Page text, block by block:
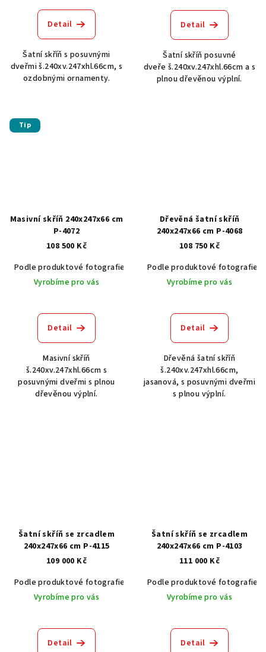
Detail
Šatní skříň s posuvnými
dveřmi š.240xv.247xhl.66cm, s
ozdobnými ornamenty.
Detail
Šatní skříň posuvné
dveře š.240xv.247xhl.66cm a s
plnou dřevěnou výplní.
Tip
Masivní skříň 240x247x66 cm
P-4072
108 500 Kč
Podle produktové fotografie
Akát vintage BT1551
Dub světlý
Vyrobíme pro vás
Detail
Masivní skříň
š.240xv.247xhl.66cm s
posuvnými dveřmi s plnou
dřevěnou výplní.
Dřevěná šatní skříň
240x247x66 cm P-4068
108 750 Kč
Podle produktové fotografie
Vyrobíme pro vás
Detail
Dřevěná šatní skříň
š.240xv.247xhl.66cm,
jasanová, s posuvnými dveřmi
s plnou výplní.
Šatní skříň se zrcadlem
240x247x66 cm P-4115
109 000 Kč
Podle produktové fotografie
Akát vintage BT1551
Dub světlý
Vyrobíme pro vás
Detail
Šatní skříň se zrcadlem
240x247x66 cm P-4103
111 000 Kč
Podle produktové fotografie
Vyrobíme pro vás
Detail